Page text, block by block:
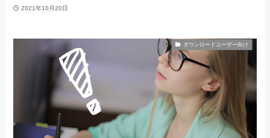
2021年10月20日
ダウンロードユーザー向け